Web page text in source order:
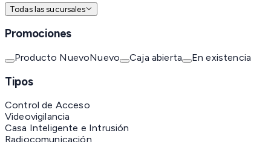
Todas las sucursales
Promociones
Producto NuevoNuevo Caja abierta En existencia
Tipos
Control de Acceso
Videovigilancia
Casa Inteligente e Intrusión
Radiocomunicación